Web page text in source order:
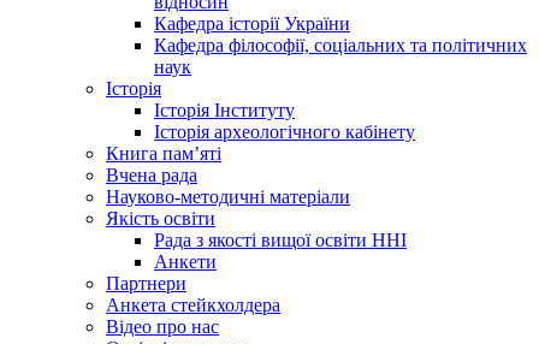
Кафедра історії України
Кафедра філософії, соціальних та політичних
наук
Історія
Історія Інституту
Історія археологічного кабінету
Книга памʼяті
Вчена рада
Науково-методичні матеріали
Якість освіти
Рада з якості вищої освіти ННІ
Анкети
Партнери
Анкета стейкхолдера
Відео про нас